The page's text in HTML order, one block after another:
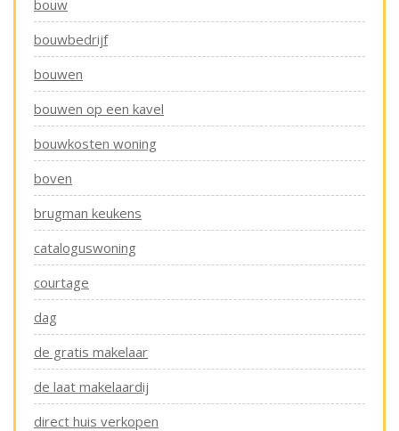
bouw
bouwbedrijf
bouwen
bouwen op een kavel
bouwkosten woning
boven
brugman keukens
cataloguswoning
courtage
dag
de gratis makelaar
de laat makelaardij
direct huis verkopen